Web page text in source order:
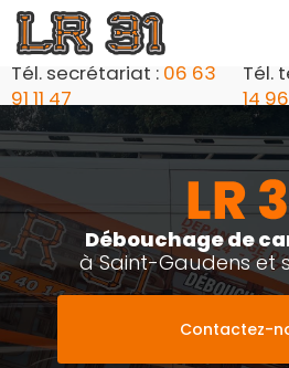
Aller
au
contenu
principal
Tél. secrétariat : 06 63
91 11 47
Tél.
14
Débouchage de
à Saint-Gaudens et
Contactez-